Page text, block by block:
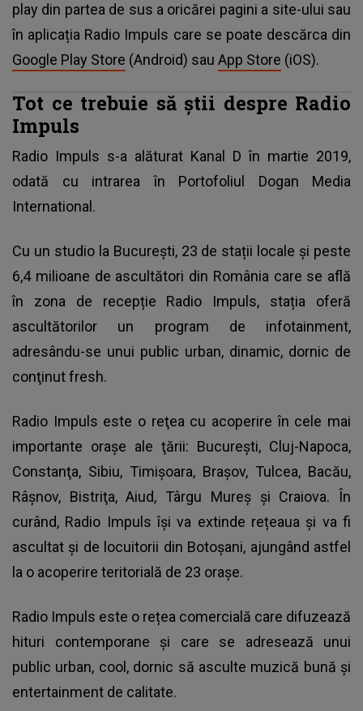
play din partea de sus a oricărei pagini a site-ului sau
în aplicația Radio Impuls care se poate descărca din
Google Play Store (Android) sau App Store (iOS).
Tot ce trebuie să știi despre Radio
Impuls
Radio Impuls s-a alăturat Kanal D în martie 2019,
odată cu intrarea în Portofoliul Dogan Media
International.
Cu un studio la București, 23 de stații locale și peste
6,4 milioane de ascultători din România care se află
în zona de recepție Radio Impuls, stația oferă
ascultătorilor un program de infotainment,
adresându-se unui public urban, dinamic, dornic de
conţinut fresh.
Radio Impuls este o reţea cu acoperire în cele mai
importante oraşe ale ţării: Bucureşti, Cluj-Napoca,
Constanţa, Sibiu, Timişoara, Braşov, Tulcea, Bacău,
Râşnov, Bistriţa, Aiud, Târgu Mureș și Craiova. În
curând, Radio Impuls își va extinde rețeaua și va fi
ascultat și de locuitorii din Botoșani, ajungând astfel
la o acoperire teritorială de 23 orașe.
Radio Impuls este o rețea comercială care difuzează
hituri contemporane și care se adresează unui
public urban, cool, dornic să asculte muzică bună și
entertainment de calitate.